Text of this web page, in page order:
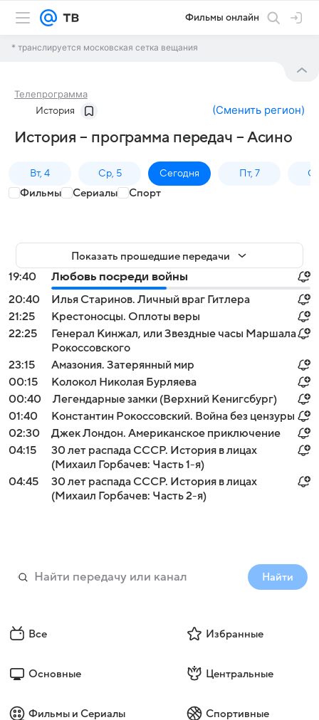
Фильмы онлайн
* транслируется московская сетка вещания
Телепрограмма
История (Сменить регион)
История – программа передач – Асино
Вт, 4 Ср, 5 Сегодня Пт, 7
Фильмы Сериалы Спорт
Показать прошедшие передачи
19:40
Любовь посреди войны
20:40
Илья Старинов. Личный враг Гитлера
21:25
Крестоносцы. Оплоты веры
22:25
Генерал Кинжал, или Звездные часы Маршала
Рокоссовского
23:15
Амазония. Затерянный мир
00:15
Колокол Николая Бурляева
00:40
Легендарные замки (Верхний Кенигсбург)
01:40
Константин Рокоссовский. Война без цензуры
02:30
Джек Лондон. Американское приключение
04:15
30 лет распада СССР. История в лицах
(Михаил Горбачев: Часть 1-я)
04:45
30 лет распада СССР. История в лицах
(Михаил Горбачев: Часть 2-я)
Найти
Все Избранные
Основные Центральные
Фильмы и Сериалы Спортивные